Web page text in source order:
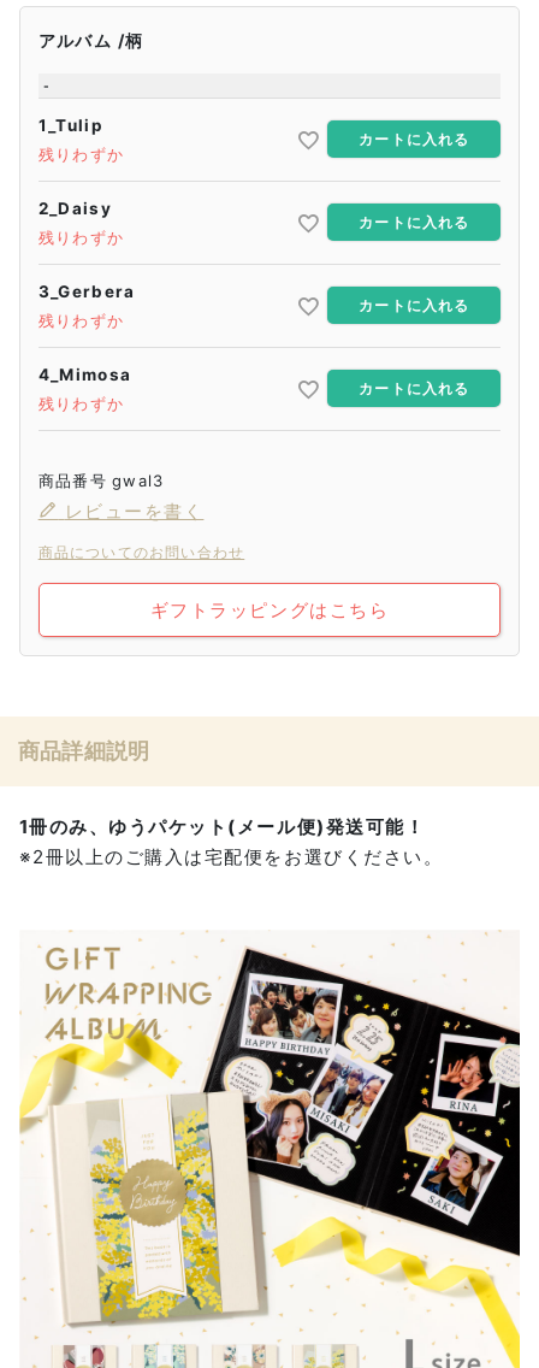
アルバム 柄
-
1_Tulip
残りわずか
カートに入れる
2_Daisy
残りわずか
カートに入れる
3_Gerbera
残りわずか
カートに入れる
4_Mimosa
残りわずか
カートに入れる
商品番号 gwal3
レビューを書く
商品についてのお問い合わせ
ギフトラッピングはこちら
商品詳細説明
1冊のみ、ゆうパケット(メール便)発送可能！
※2冊以上のご購入は宅配便をお選びください。